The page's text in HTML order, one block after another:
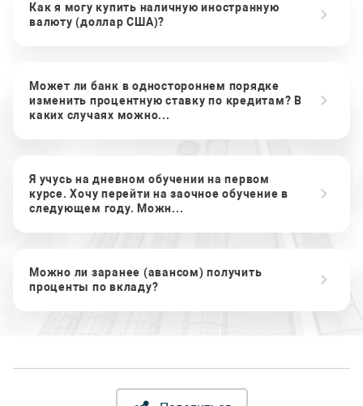
Как я могу купить наличную иностранную
валюту (доллар США)?
Может ли банк в одностороннем порядке
изменить процентную ставку по кредитам? В
каких случаях можно...
Я учусь на дневном обучении на первом
курсе. Хочу перейти на заочное обучение в
следующем году. Можн...
Можно ли заранее (авансом) получить
проценты по вкладу?